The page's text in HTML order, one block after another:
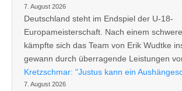
7. August 2026
Deutschland steht im Endspiel der U-18-
Europameisterschaft. Nach einem
kämpfte sich das Team von Erik Wudtke
gewann durch überragende Leistungen
Kretzschmar: "Justus kann ein
7. August 2026